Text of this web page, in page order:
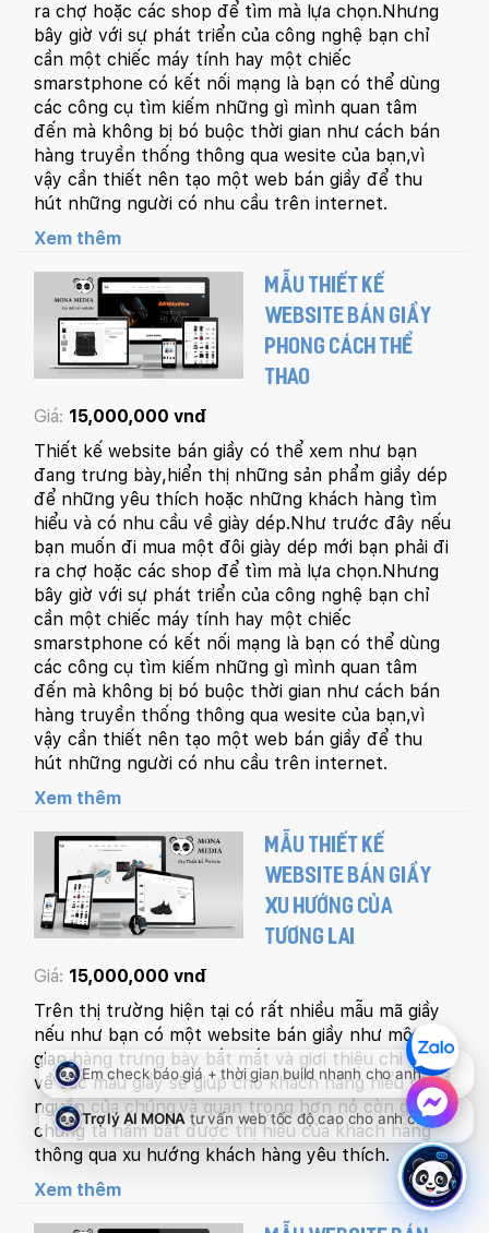
ra chợ hoặc các shop để tìm mà lựa chọn.Nhưng
bây giờ với sự phát triển của công nghệ bạn chỉ
cần một chiếc máy tính hay một chiếc
smarstphone có kết nối mạng là bạn có thể dùng
các công cụ tìm kiếm những gì mình quan tâm
đến mà không bị bó buộc thời gian như cách bán
hàng truyền thống thông qua wesite của bạn,vì
vậy cần thiết nên tạo một web bán giầy để thu
hút những người có nhu cầu trên internet.
Xem thêm
MẪU THIẾT KẾ
WEBSITE BÁN GIẦY
PHONG CÁCH THỂ
THAO
Giá: 15,000,000 vnđ
Thiết kế website bán giầy có thể xem như bạn
đang trưng bày,hiển thị những sản phẩm giầy dép
để những yêu thích hoặc những khách hàng tìm
hiểu và có nhu cầu về giày dép.Như trước đây nếu
bạn muốn đi mua một đôi giày dép mới bạn phải đi
ra chợ hoặc các shop để tìm mà lựa chọn.Nhưng
bây giờ với sự phát triển của công nghệ bạn chỉ
cần một chiếc máy tính hay một chiếc
smarstphone có kết nối mạng là bạn có thể dùng
các công cụ tìm kiếm những gì mình quan tâm
đến mà không bị bó buộc thời gian như cách bán
hàng truyền thống thông qua wesite của bạn,vì
vậy cần thiết nên tạo một web bán giầy để thu
hút những người có nhu cầu trên internet.
Xem thêm
MẪU THIẾT KẾ
WEBSITE BÁN GIẦY
XU HƯỚNG CỦA
TƯƠNG LAI
Giá: 15,000,000 vnđ
Trên thị trường hiện tại có rất nhiều mẫu mã giầy
nếu như bạn có một website bán giầy như một
gian hàng trưng bày bắt mắt và giơi thiệu chi tiết
về các mẫu giầy sẽ giúp cho khách hàng hiểu rõ về
nguồn của chúng.và quan trọng hơn nó còn giúp
chúng ta nắm bắt được thị hiếu của khách hàng
thông qua xu hướng khách hàng yêu thích.
Xem thêm